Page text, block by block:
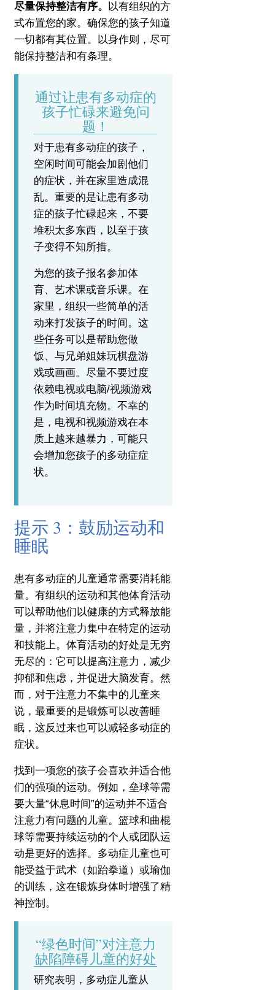
尽量保持整洁有序。 以有组织的方
式布置您的家。 确保您的孩子知道
一切都有其位置。 以身作则，尽可
能保持整洁和有条理。
通过让患有多动症的
孩子忙碌来避免问
题！
对于患有多动症的孩子，
空闲时间可能会加剧他们
的症状，并在家里造成混
乱。 重要的是让患有多动
症的孩子忙碌起来，不要
堆积太多东西，以至于孩
子变得不知所措。
为您的孩子报名参加体
育、艺术课或音乐课。 在
家里，组织一些简单的活
动来打发孩子的时间。 这
些任务可以是帮助您做
饭、与兄弟姐妹玩棋盘游
戏或画画。 尽量不要过度
依赖电视或电脑/视频游戏
作为时间填充物。 不幸的
是，电视和视频游戏在本
质上越来越暴力，可能只
会增加您孩子的多动症症
状。
提示 3：鼓励运动和
睡眠
患有多动症的儿童通常需要消耗能
量。 有组织的运动和其他体育活动
可以帮助他们以健康的方式释放能
量，并将注意力集中在特定的运动
和技能上。 体育活动的好处是无穷
无尽的：它可以提高注意力，减少
抑郁和焦虑，并促进大脑发育。 然
而，对于注意力不集中的儿童来
说，最重要的是锻炼可以改善睡
眠，这反过来也可以减轻多动症的
症状。
找到一项您的孩子会喜欢并适合他
们的强项的运动。 例如，垒球等需
要大量“休息时间”的运动并不适合
注意力有问题的儿童。 篮球和曲棍
球等需要持续运动的个人或团队运
动是更好的选择。 多动症儿童也可
能受益于武术（如跆拳道）或瑜伽
的训练，这在锻炼身体时增强了精
神控制。
“绿色时间”对注意力
缺陷障碍儿童的好处
研究表明，多动症儿童从